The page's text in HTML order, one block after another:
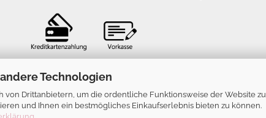
Technologien
Drittanbietern, um die ordentliche Funktionsweise der Website zu
und Ihnen ein bestmögliches Einkaufserlebnis bieten zu können.